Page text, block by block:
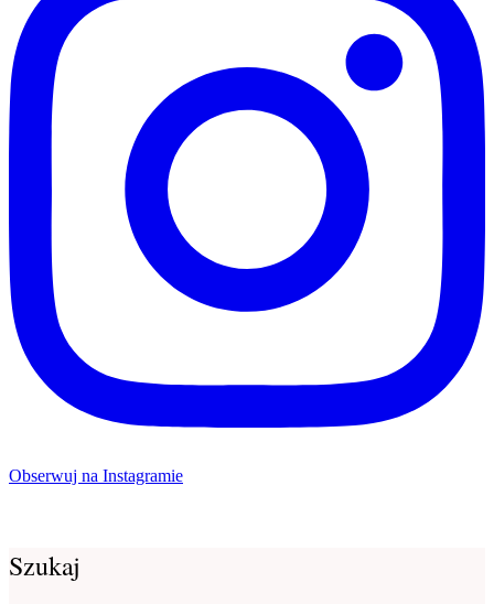
Obserwuj na Instagramie
Szukaj